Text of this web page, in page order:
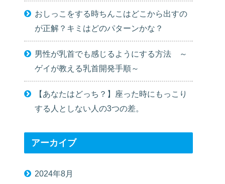
おしっこをする時ちんこはどこから出すの
が正解？キミはどのパターンかな？
男性が乳首でも感じるようにする方法 ～
ゲイが教える乳首開発手順～
【あなたはどっち？】座った時にもっこり
する人としない人の3つの差。
アーカイブ
2024年8月